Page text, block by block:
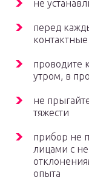
не
перед
проводите
утром, в
не
тяжести
прибор не
лицами с
опыта